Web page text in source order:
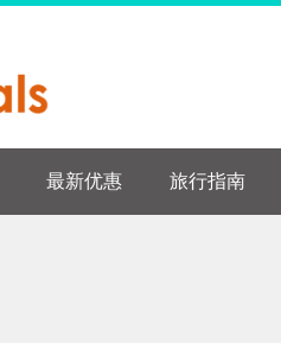
最新优惠 旅行指南